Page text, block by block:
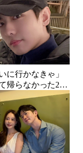
に行かなきゃ」
帰らなかった24
歳の誕生日、母
いた“届かない贈